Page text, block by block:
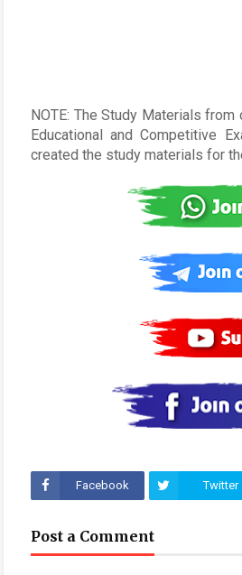
NOTE: The Study Materials
Educational and Competitive
created the study materials for
Facebook Twitter
Post a Comment